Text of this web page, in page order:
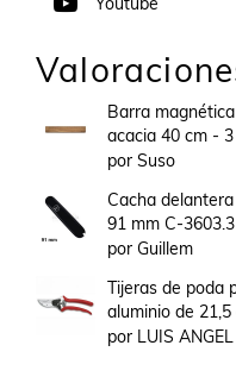
Barra
acacia 40 cm -
por Suso
Cacha
91 mm C-3603.3
por Guillem
Tijeras de poda
aluminio de
por LUIS